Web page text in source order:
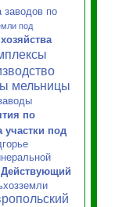
заводов по
под
мельницы
по
участки под
Действующий